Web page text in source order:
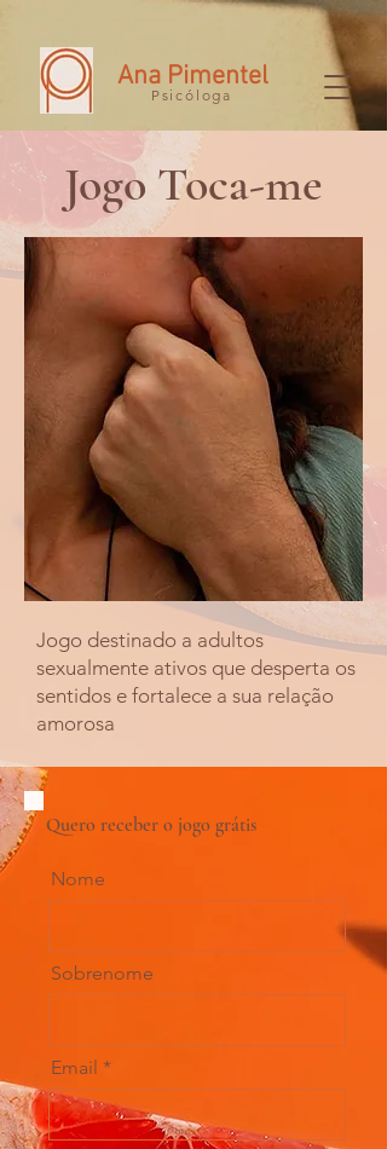
Ana Pimentel
Psicóloga
Jogo Toca-me
Jogo destinado a adultos
sexualmente ativos que desperta os
sentidos e fortalece a sua relação
amorosa
Quero receber o jogo grátis
Nome
Sobrenome
Email